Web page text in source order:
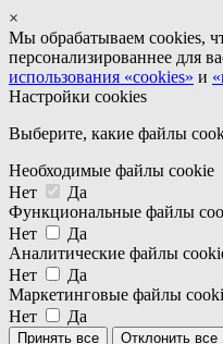
×
Мы обрабатываем cookies,
персонализированнее для
использования «cookies» и
Настройки cookies
Выберите, какие файлы
Необходимые файлы cookie
Нет
Да
Функциональные файлы
Нет
Да
Аналитические файлы
Нет
Да
Маркетинговые файлы
Нет
Да
Принять все Отклонить все